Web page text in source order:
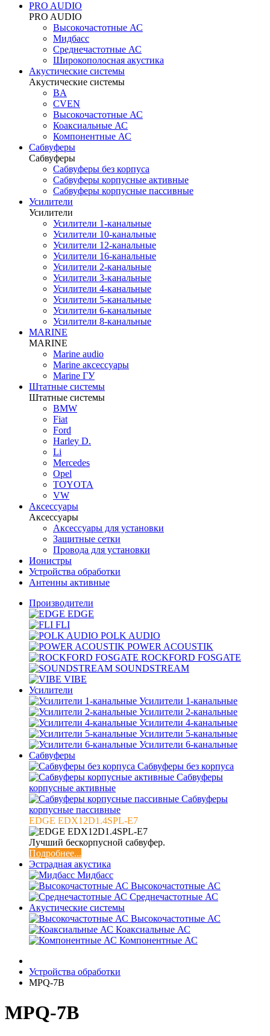
PRO AUDIO
PRO AUDIO
Высокочастотные АС
Мидбасс
Среднечастотные АС
Широкополосная акустика
Акустические системы
Акустические системы
BA
CVEN
Высокочастотные АС
Коаксиальные АС
Компонентные АС
Сабвуферы
Сабвуферы
Сабвуферы без корпуса
Сабвуферы корпусные активные
Сабвуферы корпусные пассивные
Усилители
Усилители
Усилители 1-канальные
Усилители 10-канальные
Усилители 12-канальные
Усилители 16-канальные
Усилители 2-канальные
Усилители 3-канальные
Усилители 4-канальные
Усилители 5-канальные
Усилители 6-канальные
Усилители 8-канальные
MARINE
MARINE
Marine audio
Marine аксессуары
Marine ГУ
Штатные системы
Штатные системы
BMW
Fiat
Ford
Harley D.
Li
Mercedes
Opel
TOYOTA
VW
Аксессуары
Аксессуары
Аксессуары для установки
Защитные сетки
Провода для установки
Ионистры
Устройства обработки
Антенны активные
Производители
EDGE
FLI
POLK AUDIO
POWER ACOUSTIK
ROCKFORD FOSGATE
SOUNDSTREAM
VIBE
Усилители
Усилители 1-канальные
Усилители 2-канальные
Усилители 4-канальные
Усилители 5-канальные
Усилители 6-канальные
Сабвуферы
Сабвуферы без корпуса
Сабвуферы
корпусные активные
Сабвуферы
корпусные пассивные
EDGE EDX12D1.4SPL-E7
Лучший бескорпусной сабвуфер.
Подробнее...
Эстрадная акустика
Мидбасс
Высокочастотные АС
Среднечастотные АС
Акустические системы
Высокочастотные АС
Коаксиальные АС
Компонентные АС
Устройства обработки
MPQ-7B
MPQ-7B